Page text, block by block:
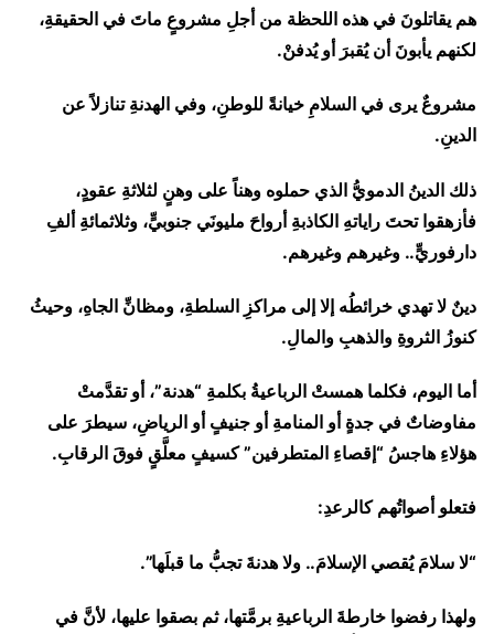
هم يقاتلونَ في هذه اللحظة من أجلِ مشروعٍ ماتَ في الحقيقةِ،
لكنهم يأبونَ أن يُقبرَ أو يُدفنْ.
مشروعٌ يرى في السلامِ خيانةً للوطنِ، وفي الهدنةِ تنازلاً عن
الدينِ.
ذلك الدينُ الدمويُّ الذي حملوه وهناً على وهنٍ لثلاثةِ عقودٍ،
فأزهقوا تحتَ راياتهِ الكاذبةِ أرواحَ مليونَي جنوبيٍّ، وثلاثمائةِ ألفِ
دارفوريٍّ.. وغيرهم وغيرهم.
دينٌ لا تهدي خرائطُه إلا إلى مراكزِ السلطةِ، ومظانِّ الجاهِ، وحيثُ
كنوزُ الثروةِ والذهبِ والمالِ.
أما اليوم، فكلما همستْ الرباعيةُ بكلمةِ “هدنة”، أو تقدَّمتْ
مفاوضاتٌ في جدةٍ أو المنامةِ أو جنيفٍ أو الرياضِ، سيطرَ على
هؤلاءِ هاجسُ “إقصاءِ المتطرفين” كسيفٍ معلَّقٍ فوقَ الرقابِ.
فتعلو أصواتُهم كالرعدِ:
“لا سلامَ يُقصي الإسلامَ.. ولا هدنةَ تجبُّ ما قبلَها”.
ولهذا رفضوا خارطةَ الرباعيةِ برمَّتها، ثم بصقوا عليها، لأنَّ في